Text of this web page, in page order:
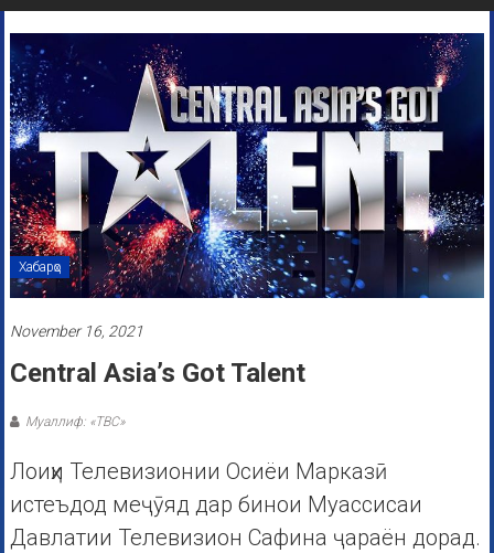
Хабарҳо
November 16, 2021
Central Asia’s Got Talent
Муаллиф: «ТВС»
Лоиҳи Телевизионии Осиёи Марказӣ
истеъдод меҷӯяд дар бинои Муассисаи
Давлатии Телевизион Сафина ҷараён дорад.